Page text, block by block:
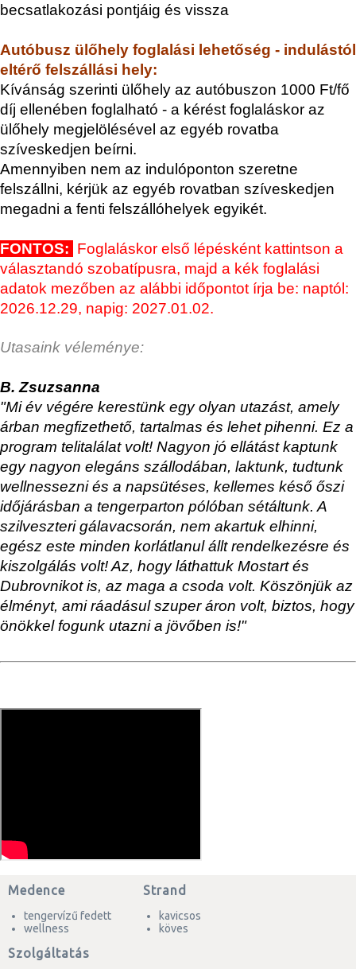
becsatlakozási pontjáig és vissza
Autóbusz ülőhely foglalási lehetőség - indulástól
eltérő felszállási hely:
Kívánság szerinti ülőhely az autóbuszon 1000 Ft/fő
díj ellenében foglalható - a kérést foglaláskor az
ülőhely megjelölésével az egyéb rovatba
szíveskedjen beírni.
Amennyiben nem az indulóponton szeretne
felszállni, kérjük az egyéb rovatban szíveskedjen
megadni a fenti felszállóhelyek egyikét.
FONTOS: Foglaláskor első lépésként kattintson a
választandó szobatípusra, majd a kék foglalási
adatok mezőben az alábbi időpontot írja be: naptól:
2026.12.29, napig: 2027.01.02.
Utasaink véleménye:
B. Zsuzsanna
"Mi év végére kerestünk egy olyan utazást, amely
árban megfizethető, tartalmas és lehet pihenni. Ez a
program telitalálat volt! Nagyon jó ellátást kaptunk
egy nagyon elegáns szállodában, laktunk, tudtunk
wellnessezni és a napsütéses, kellemes késő őszi
időjárásban a tengerparton pólóban sétáltunk. A
szilveszteri gálavacsorán, nem akartuk elhinni,
egész este minden korlátlanul állt rendelkezésre és
kiszolgálás volt! Az, hogy láthattuk Mostart és
Dubrovnikot is, az maga a csoda volt. Köszönjük az
élményt, ami ráadásul szuper áron volt, biztos, hogy
önökkel fogunk utazni a jövőben is!"
Medence
tengervízű fedett
wellness
Strand
kavicsos
köves
Szolgáltatás